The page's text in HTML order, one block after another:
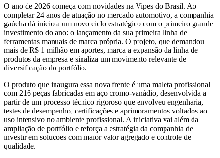
O ano de 2026 começa com novidades na Vipes do Brasil. Ao
completar 24 anos de atuação no mercado automotivo, a companhia
gaúcha dá início a um novo ciclo estratégico com o primeiro grande
investimento do ano: o lançamento da sua primeira linha de
ferramentas manuais de marca própria. O projeto, que demandou
mais de R$ 1 milhão em aportes, marca a expansão da linha de
produtos da empresa e sinaliza um movimento relevante de
diversificação do portfólio.
O produto que inaugura essa nova frente é uma maleta profissional
com 216 peças fabricadas em aço cromo-vanádio, desenvolvida a
partir de um processo técnico rigoroso que envolveu engenharia,
testes de desempenho, certificações e aprimoramentos voltados ao
uso intensivo no ambiente profissional. A iniciativa vai além da
ampliação de portfólio e reforça a estratégia da companhia de
investir em soluções com maior valor agregado e controle de
qualidade.